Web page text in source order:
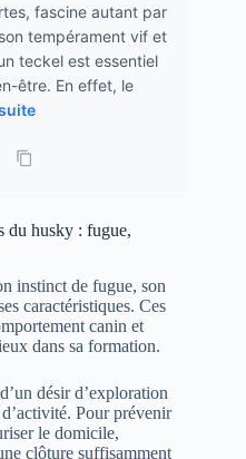
fascine autant par
tempérament vif et
teckel est essentiel
être. En effet, le
du husky : fugue,
instinct de fugue, son
caractéristiques. Ces
canin et
dans sa formation.
désir d’exploration
Pour prévenir
le domicile,
clôture suffisamment